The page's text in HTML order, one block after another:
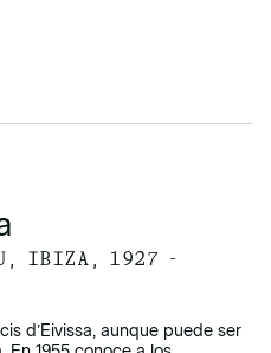
IBIZA, 1927 -
d’Eivissa, aunque puede ser